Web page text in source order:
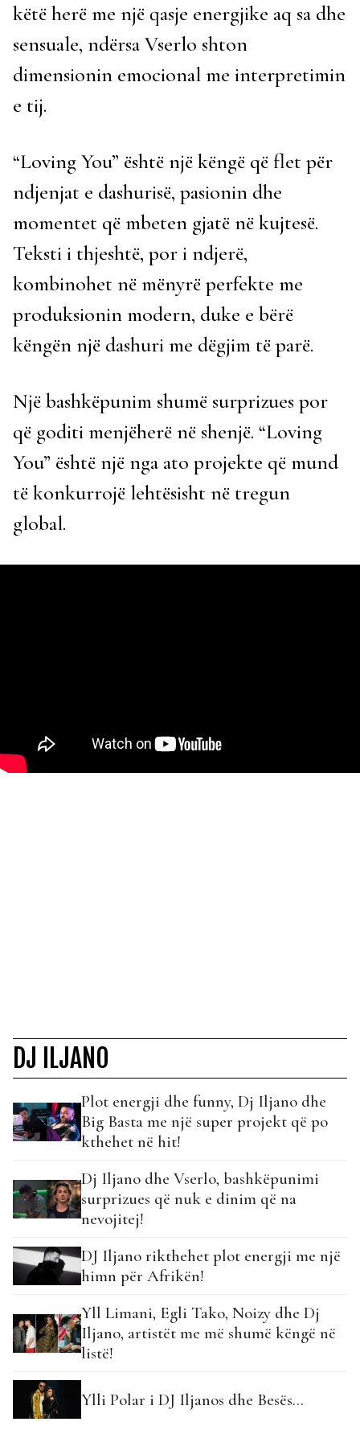
këtë herë me një qasje energjike aq sa dhe
sensuale, ndërsa Vserlo shton
dimensionin emocional me interpretimin
e tij.
“Loving You” është një këngë që flet për
ndjenjat e dashurisë, pasionin dhe
momentet që mbeten gjatë në kujtesë.
Teksti i thjeshtë, por i ndjerë,
kombinohet në mënyrë perfekte me
produksionin modern, duke e bërë
këngën një dashuri me dëgjim të parë.
Një bashkëpunim shumë surprizues por
që goditi menjëherë në shenjë. “Loving
You” është një nga ato projekte që mund
të konkurrojë lehtësisht në tregun
global.
DJ ILJANO
Plot energji dhe funny, Dj Iljano dhe
Big Basta me një super projekt që po
kthehet në hit!
Dj Iljano dhe Vserlo, bashkëpunimi
surprizues që nuk e dinim që na
nevojitej!
DJ Iljano rikthehet plot energji me një
himn për Afrikën!
Yll Limani, Egli Tako, Noizy dhe Dj
Iljano, artistët me më shumë këngë në
listë!
Ylli Polar i DJ Iljanos dhe Besës…